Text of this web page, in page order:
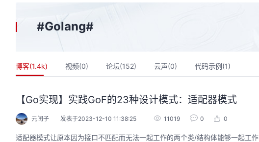
#Golang#
博客(1.4k) 视频(0) 论坛(152) 云声(0) 代码示例(1)
【Go实现】实践GoF的23种设计模式：适配器模式
元闰子 发表于2023-12-10 11:38:25 11019 0 0
适配器模式让原本因为接口不匹配而无法一起工作的两个类/结构体能够一起工作